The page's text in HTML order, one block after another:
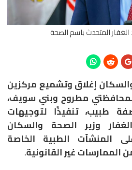
المتحدث باسم الصحة
إغلاق وتشميع مركزين
مطروح وبني سويف،
طبيب، تنفيذًا لتوجيهات
وزير الصحة والسكان
المنشآت الطبية الخاصة
الممارسات غير القانونية.